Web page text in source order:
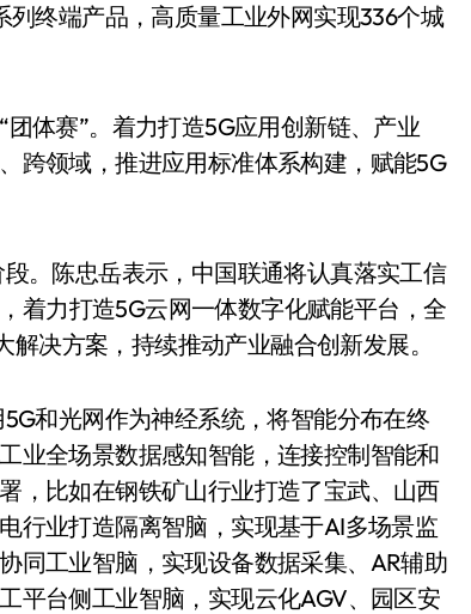
终端产品，高质量工业外网实现336个城
体赛”。着力打造5G应用创新链、产业
跨领域，推进应用标准体系构建，赋能5G
。陈忠岳表示，中国联通将认真落实工信
着力打造5G云网一体数字化赋能平台，全
决方案，持续推动产业融合创新发展。
和光网作为神经系统，将智能分布在终
业全场景数据感知智能，连接控制智能和
，比如在钢铁矿山行业打造了宝武、山西
行业打造隔离智脑，实现基于AI多场景监
同工业智脑，实现设备数据采集、AR辅助
平台侧工业智脑，实现云化AGV、园区安